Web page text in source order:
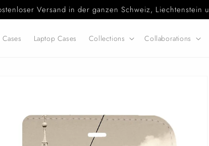
Versand in der ganzen Schweiz, Liechtenstein
Cases Laptop Cases Collections Collaborations